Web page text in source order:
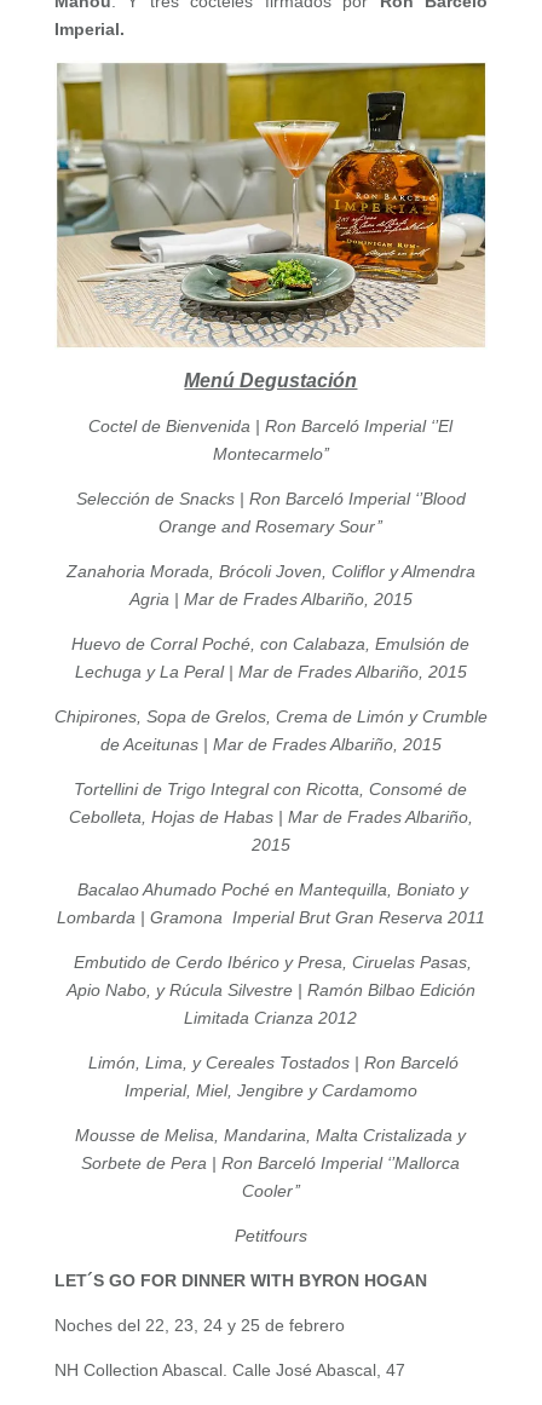
Imperial.
Menú Degustación
Coctel de Bienvenida |Ron Barceló Imperial ‘’El
Montecarmelo’’
Selección de Snacks | Ron Barceló Imperial ‘’Blood
Orange and Rosemary Sour’’
Zanahoria Morada, Brócoli Joven, Coliflor y Almendra
Agria | Mar de Frades Albariño, 2015
Huevo de Corral Poché, con Calabaza, Emulsión de
Lechuga y La Peral | Mar de Frades Albariño, 2015
Chipirones, Sopa de Grelos, Crema de Limón y Crumble
de Aceitunas | Mar de Frades Albariño, 2015
Tortellini de Trigo Integral con Ricotta, Consomé de
Cebolleta, Hojas de Habas | Mar de Frades Albariño,
2015
Bacalao Ahumado Poché en Mantequilla, Boniato y
Lombarda | Gramona Imperial Brut Gran Reserva 2011
Embutido de Cerdo Ibérico y Presa, Ciruelas Pasas,
Apio Nabo, y Rúcula Silvestre | Ramón Bilbao Edición
Limitada Crianza 2012
Limón, Lima, y Cereales Tostados | Ron Barceló
Imperial, Miel, Jengibre y Cardamomo
Mousse de Melisa, Mandarina, Malta Cristalizada y
Sorbete de Pera |Ron Barceló Imperial ‘’Mallorca
Cooler’’
Petitfours
LET´S GO FOR DINNER WITH BYRON HOGAN
Noches del 22, 23, 24 y 25 de febrero
NH Collection Abascal. Calle José Abascal, 47